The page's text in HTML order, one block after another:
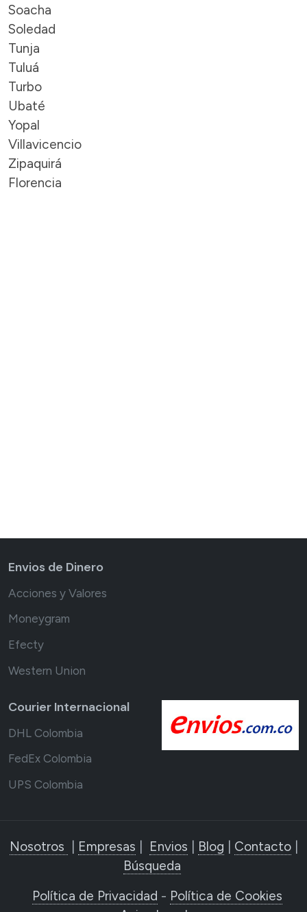
Soacha
Soledad
Tunja
Tuluá
Turbo
Ubaté
Yopal
Villavicencio
Zipaquirá
Florencia
Envios de Dinero
Acciones y Valores
Moneygram
Efecty
Western Union
Courier Internacional
DHL Colombia
FedEx Colombia
UPS Colombia
Nosotros Empresas Envios Blog Contacto|
Búsqueda
Política de Privacidad - Política de Cookies